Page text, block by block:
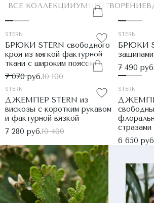
ВСЕ КОЛЛЕКЦИИУМИРОТВОРЕНИЕ
STERN
БРЮКИ STERN свободного
кроя из мягкой фактурной
ткани с широким поясом
7 070 руб.10 100
STERN
БРЮКИ
7 490 руб.
STERN
ДЖЕМПЕР STERN из
вискозы с коротким рукавом
и фактурной вязкой
7 280 руб.10 400
STERN
стразами
6 650